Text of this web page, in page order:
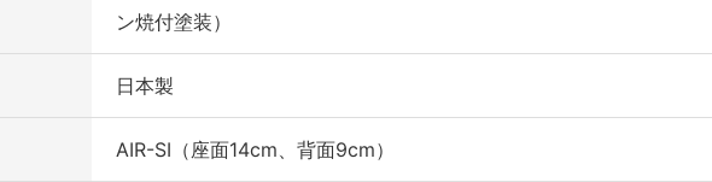
ン焼付塗装）
日本製
AIR-SI（座面14cm、背面9cm）